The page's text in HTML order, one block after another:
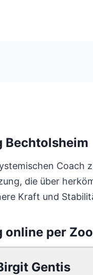
Bechtolsheim
Coach
die über
Kraft und
online per
Gentis